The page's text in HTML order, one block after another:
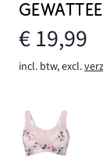
€ 19,99
incl. btw, excl.